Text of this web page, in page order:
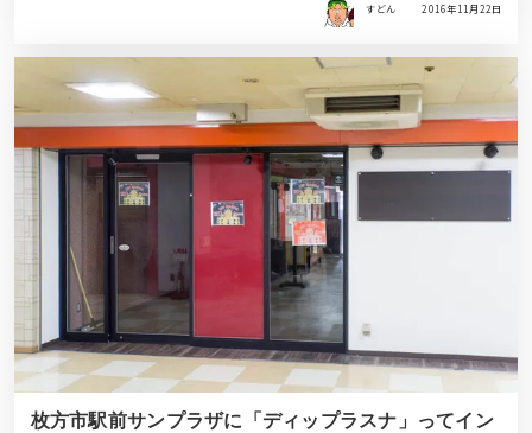
すどん 2016年11月22日
枚方市駅前サンプラザに「ディップラスナ」ってイン